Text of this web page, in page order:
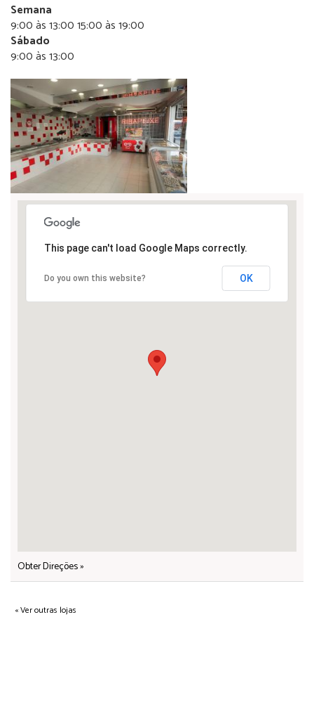
Semana
9:00 às 13:00 15:00 às 19:00
Sábado
9:00 às 13:00
This page can't load Google Maps correctly.
Do you own this website? OK
Obter Direções »
« Ver outras lojas